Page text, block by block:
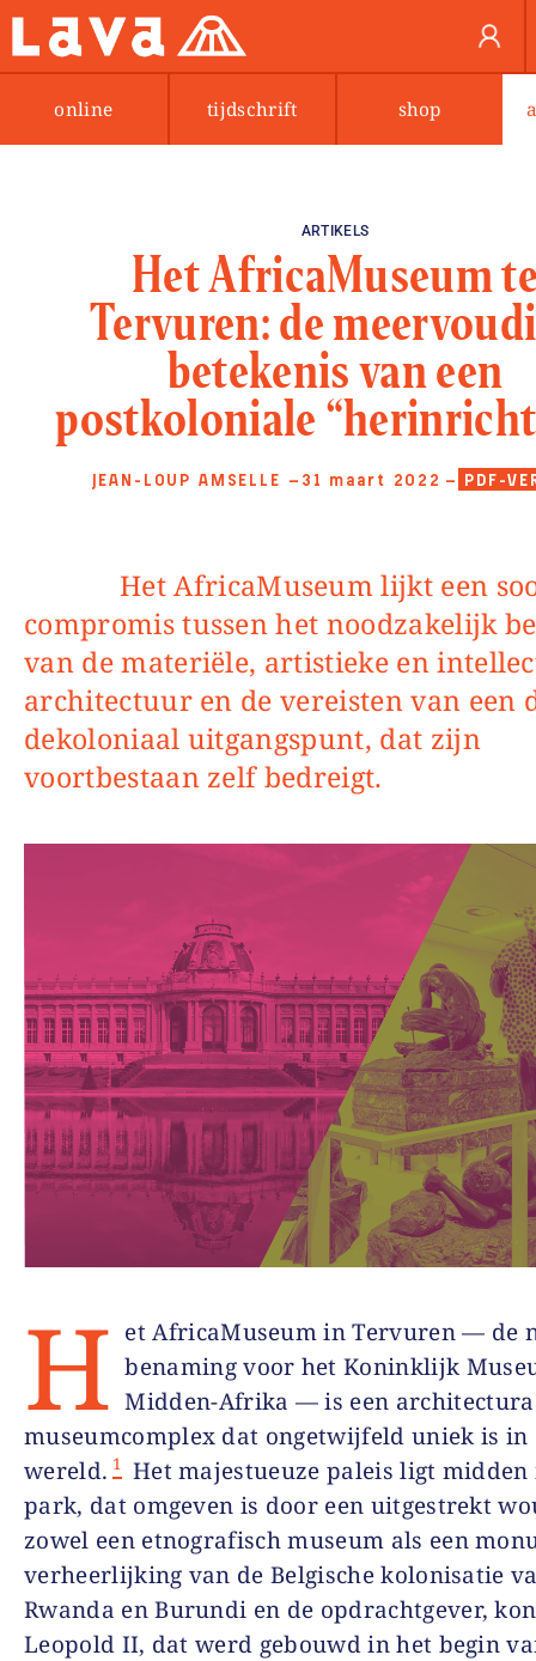
online tijdschrift shop
ARTIKELS
Het AfricaMuseum
Tervuren: de
betekenis van een
postkoloniale
JEAN-LOUP AMSELLE —31 maart 2022 — PDF-
Het AfricaMuseum lijkt een soort
compromis tussen het noodzakelijk
van de materiële, artistieke en
architectuur en de vereisten van een
dekoloniaal uitgangspunt, dat zijn
voortbestaan zelf bedreigt.
H et AfricaMuseum in Tervuren — de
benaming voor het Koninklijk
Midden-Afrika — is een
museumcomplex dat ongetwijfeld uniek is in
wereld. 1 Het majestueuze paleis ligt midden
park, dat omgeven is door een uitgestrekt
zowel een etnografisch museum als een
verheerlijking van de Belgische kolonisatie
Rwanda en Burundi en de opdrachtgever,
Leopold II, dat werd gebouwd in het begin